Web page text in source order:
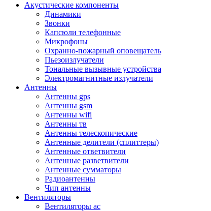
Акустические компоненты
Динамики
Звонки
Капсюли телефонные
Микрофоны
Охранно-пожарный оповещатель
Пьезоизлучатели
Тональные вызывные устройства
Электромагнитные излучатели
Антенны
Антенны gps
Антенны gsm
Антенны wifi
Антенны тв
Антенны телескопические
Антенные делители (сплиттеры)
Антенные ответвители
Антенные разветвители
Антенные сумматоры
Радиоантенны
Чип антенны
Вентиляторы
Вентиляторы ac